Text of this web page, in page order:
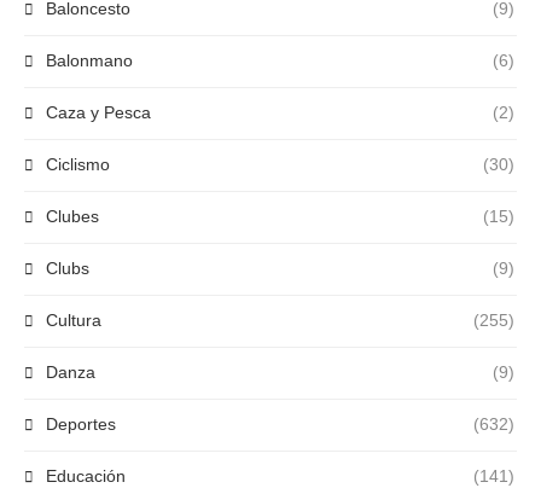
Baloncesto (9)
Balonmano (6)
Caza y Pesca (2)
Ciclismo (30)
Clubes (15)
Clubs (9)
Cultura (255)
Danza (9)
Deportes (632)
Educación (141)